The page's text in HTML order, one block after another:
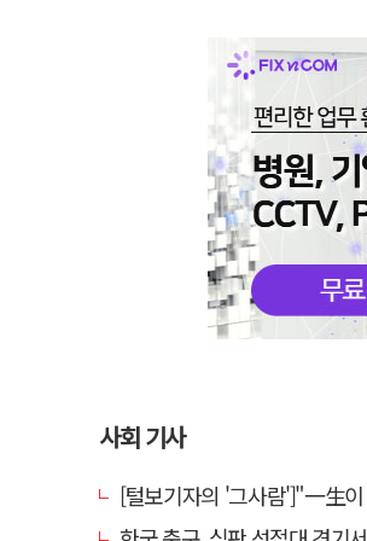
사회 기사
[털보기자의 '그사람']"一生이 모